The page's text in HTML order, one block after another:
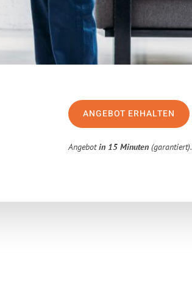
ANGEBOT ERHALTEN
Angebotin 15 Minuten (garantiert).